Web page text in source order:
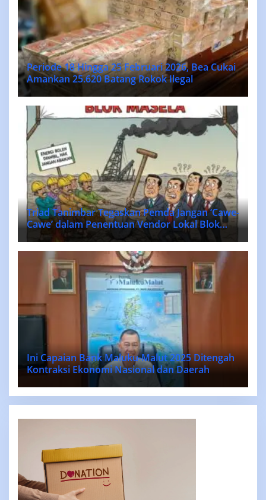
Periode 18 Hingga 25 Februari 2026, Bea Cukai
Amankan 25.620 Batang Rokok Ilegal
Triad Tanimbar Tegaskan Pemda Jangan ‘Cawe-
Cawe’ dalam Penentuan Vendor Lokal Blok
MASELA.
Ini Capaian Bank Maluku-Malut 2025 Ditengah
Kontraksi Ekonomi Nasional dan Daerah